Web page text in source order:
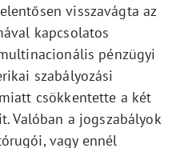
visszavágta az
kapcsolatos
pénzügyi
szabályozási
csökkentette a két
Valóban a jogszabályok
vagy ennél